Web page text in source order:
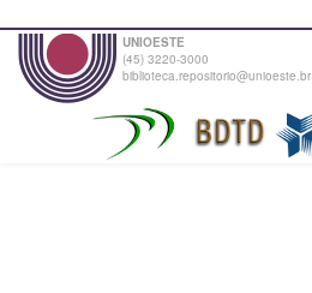
UNIOESTE
(45) 3220-3000
biblioteca.repositorio@unioeste.br